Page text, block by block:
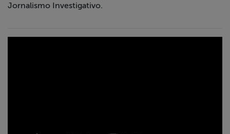
Jornalismo Investigativo.